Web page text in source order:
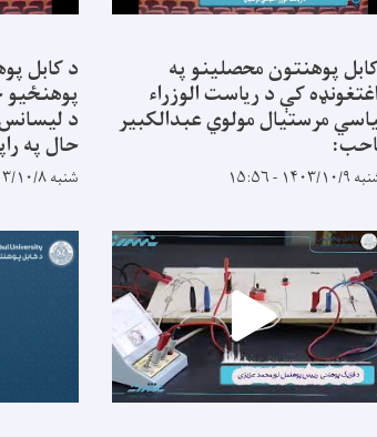
پوهنتون محصلینو په
کې د ریاست الوزراء
مرستیال مولوي عبدالکبیر
۹ - ۱۵:۵۶
د
حال په
شنبه ۱۴۰۳/۱۰/۸ - ۹:۲۶